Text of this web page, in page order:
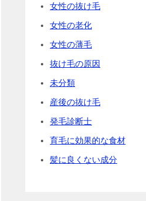
女性の抜け毛
女性の老化
女性の薄毛
抜け毛の原因
未分類
産後の抜け毛
発毛診断士
育毛に効果的な食材
髪に良くない成分